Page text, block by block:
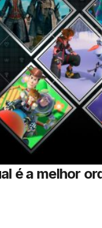
é a melhor